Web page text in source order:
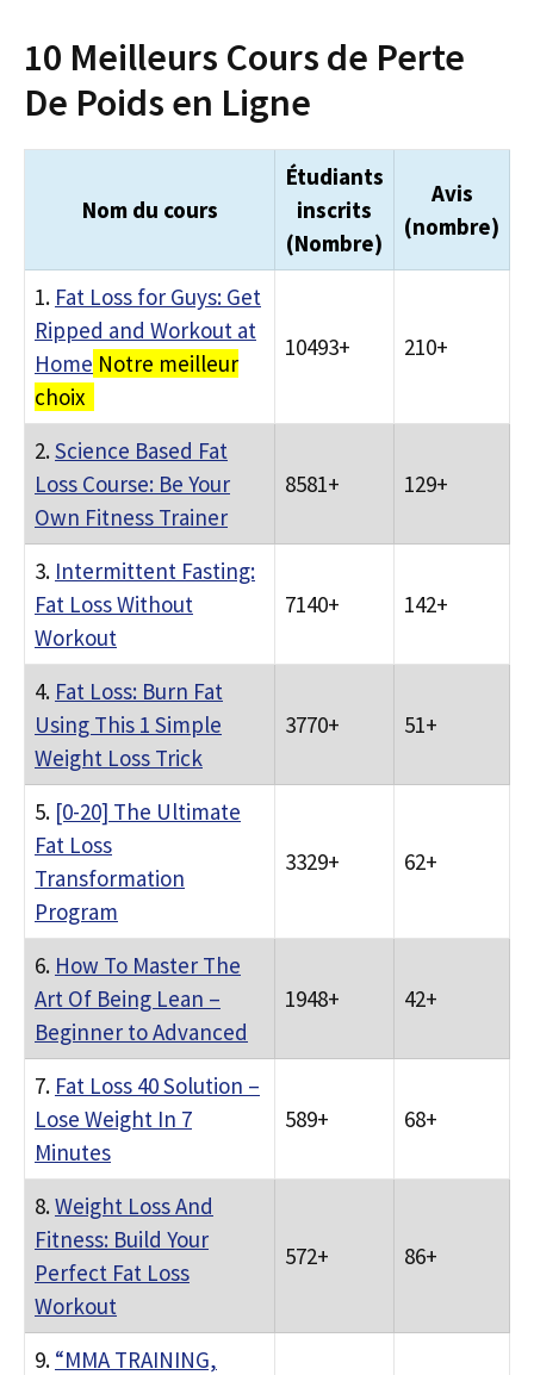
10 Meilleurs Cours de Perte
De Poids en Ligne
Nom du cours
Étudiants
inscrits
(Nombre)
Avis
(nombre)
1. Fat Loss for Guys: Get
Ripped and Workout at
Home Notre meilleur
choix
10493+ 210+
2.Science Based Fat
Loss Course: Be Your
Own Fitness Trainer
8581+ 129+
3. Intermittent Fasting:
Fat Loss Without
Workout
7140+ 142+
4. Fat Loss: Burn Fat
Using This 1 Simple
Weight Loss Trick
3770+ 51+
5. [0-20] The Ultimate
Fat Loss
Transformation
Program
3329+ 62+
6. How To Master The
Art Of Being Lean –
Beginner to Advanced
1948+ 42+
7. Fat Loss 40 Solution –
Lose Weight In 7
Minutes
589+ 68+
8.Weight Loss And
Fitness: Build Your
Perfect Fat Loss
Workout
572+ 86+
9. “MMA TRAINING,